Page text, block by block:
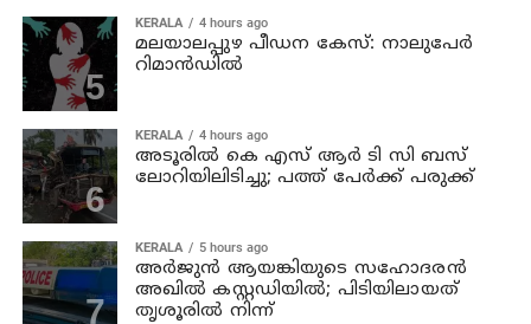
KERALA 4 hours ago
മലയാലപ്പുഴ പീഡന കേസ്: നാലുപേര്‍
റിമാന്‍ഡില്‍
KERALA 4 hours ago
അടൂരില്‍ കെ എസ് ആര്‍ ടി സി ബസ്
ലോറിയിലിടിച്ചു; പത്ത് പേര്‍ക്ക് പരുക്ക്
KERALA 5 hours ago
അര്‍ജുന്‍ ആയങ്കിയുടെ സഹോദരന്‍
അഖില്‍ കസ്റ്റഡിയില്‍; പിടിയിലായത്
തൃശൂരില്‍ നിന്ന്